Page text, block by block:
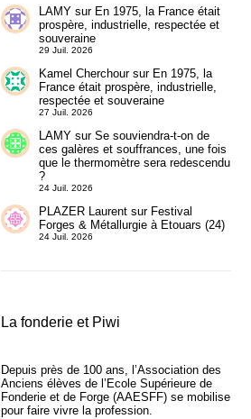
LAMYsur En 1975, la France était
prospère, industrielle, respectée et
souveraine
29 Juil. 2026
Kamel Cherchoursur En 1975, la
France était prospère, industrielle,
respectée et souveraine
27 Juil. 2026
LAMYsur Se souviendra-t-on de
ces galères et souffrances, une fois
que le thermomètre sera redescendu
?
24 Juil. 2026
PLAZER Laurentsur Festival
Forges & Métallurgie à Etouars (24)
24 Juil. 2026
La fonderie et Piwi
Depuis près de 100 ans, l’Association des
Anciens élèves de l’Ecole Supérieure de
Fonderie et de Forge (AAESFF) se mobilise
pour faire vivre la profession.